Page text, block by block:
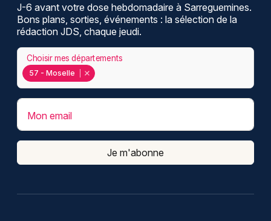
J-6 avant votre dose hebdomadaire à Sarreguemines.
Bons plans, sorties, événements : la sélection de la
rédaction JDS, chaque jeudi.
57 - Moselle
Choisir mes départements
Mon email
Je m'abonne